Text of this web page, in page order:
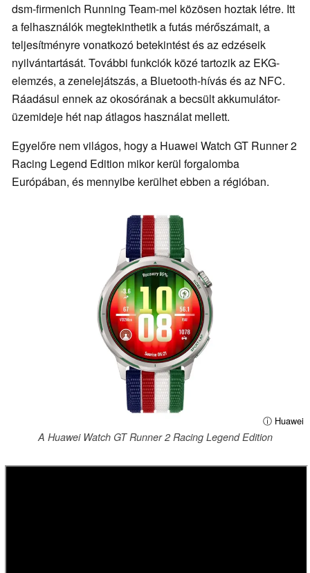
dsm-firmenich Running Team-mel közösen hoztak létre. Itt
a felhasználók megtekinthetik a futás mérőszámait, a
teljesítményre vonatkozó betekintést és az edzéseik
nyilvántartását. További funkciók közé tartozik az EKG-
elemzés, a zenelejátszás, a Bluetooth-hívás és az NFC.
Ráadásul ennek az okosórának a becsült akkumulátor-
üzemideje hét nap átlagos használat mellett.
Egyelőre nem világos, hogy a Huawei Watch GT Runner 2
Racing Legend Edition mikor kerül forgalomba
Európában, és mennyibe kerülhet ebben a régióban.
ⓘ Huawei
A Huawei Watch GT Runner 2 Racing Legend Edition